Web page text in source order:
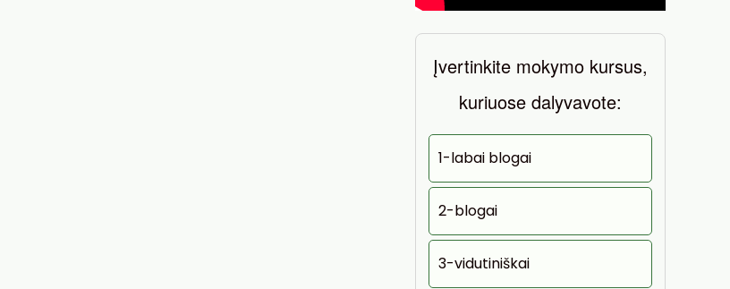
Įvertinkite mokymo kursus,
kuriuose dalyvavote:
1-labai blogai
2-blogai
3-vidutiniškai